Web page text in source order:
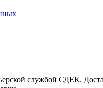
службой СДЕК.